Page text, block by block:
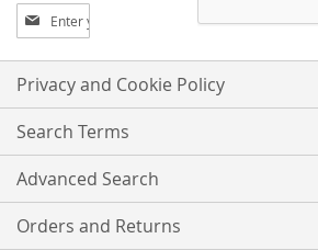
Sign
Up
for
Our
Newsletter:
Privacy and Cookie Policy
Search Terms
Advanced Search
Orders and Returns